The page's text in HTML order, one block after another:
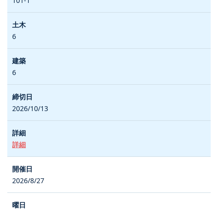
6
6
2026/10/13
詳細
2026/8/27